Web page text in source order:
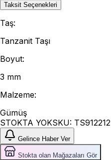
Taksit Seçenekleri
Taş:
Tanzanit Taşı
Boyut:
3 mm
Malzeme:
Gümüş
STOKTA YOKSKU: TS912212
Gelince Haber Ver
Stokta olan Mağazaları Gör